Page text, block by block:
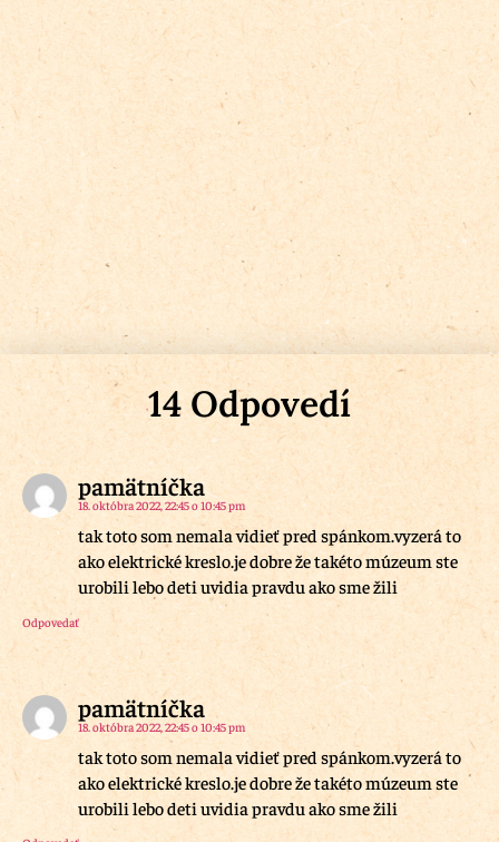
14 Odpovedí
pamätníčka
18. októbra 2022, 22:45 o 10:45 pm
tak toto som nemala vidieť pred spánkom.vyzerá to
ako elektrické kreslo.je dobre že takéto múzeum ste
urobili lebo deti uvidia pravdu ako sme žili
Odpovedať
pamätníčka
18. októbra 2022, 22:45 o 10:45 pm
tak toto som nemala vidieť pred spánkom.vyzerá to
ako elektrické kreslo.je dobre že takéto múzeum ste
urobili lebo deti uvidia pravdu ako sme žili